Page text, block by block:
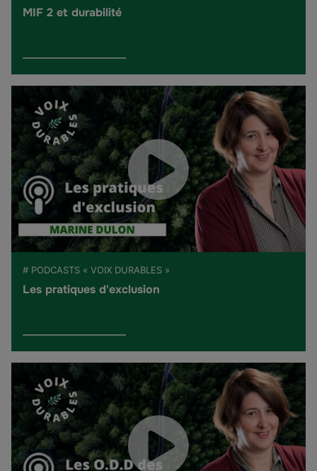
MIF 2 et durabilité
# PODCASTS « VOIX DURABLES »
Les pratiques d'exclusion